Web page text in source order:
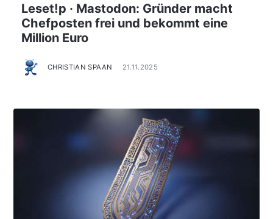
Leset!p · Mastodon: Gründer macht
Chefposten frei und bekommt eine
Million Euro
CHRISTIAN SPAAN 21.11.2025